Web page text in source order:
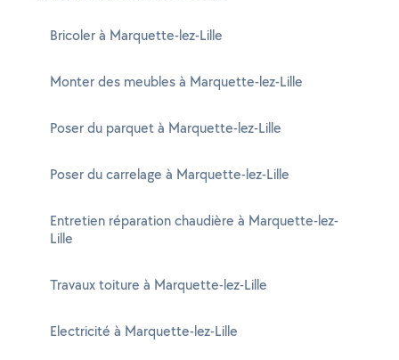
Bricoler à Marquette-lez-Lille
Monter des meubles à Marquette-lez-Lille
Poser du parquet à Marquette-lez-Lille
Poser du carrelage à Marquette-lez-Lille
Entretien réparation chaudière à Marquette-lez-
Lille
Travaux toiture à Marquette-lez-Lille
Electricité à Marquette-lez-Lille